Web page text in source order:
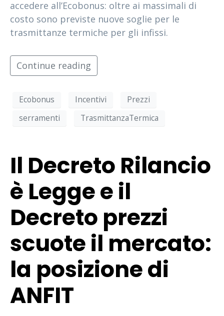
accedere all’Ecobonus: oltre ai massimali di
costo sono previste nuove soglie per le
trasmittanze termiche per gli infissi.
Continue reading
Ecobonus Incentivi
Prezzi
serramenti
TrasmittanzaTermica
Il Decreto Rilancio
è Legge e il
Decreto prezzi
scuote il mercato:
la posizione di
ANFIT